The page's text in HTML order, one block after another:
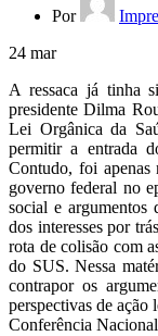
Por
24 mar
A ressaca já tinha
presidente Dilma
Lei Orgânica da
permitir a entrada
Contudo, foi apenas
governo federal no
social e argumentos
dos interesses por
rota de colisão com
do SUS. Nessa
contrapor os
perspectivas de ação
Conferência